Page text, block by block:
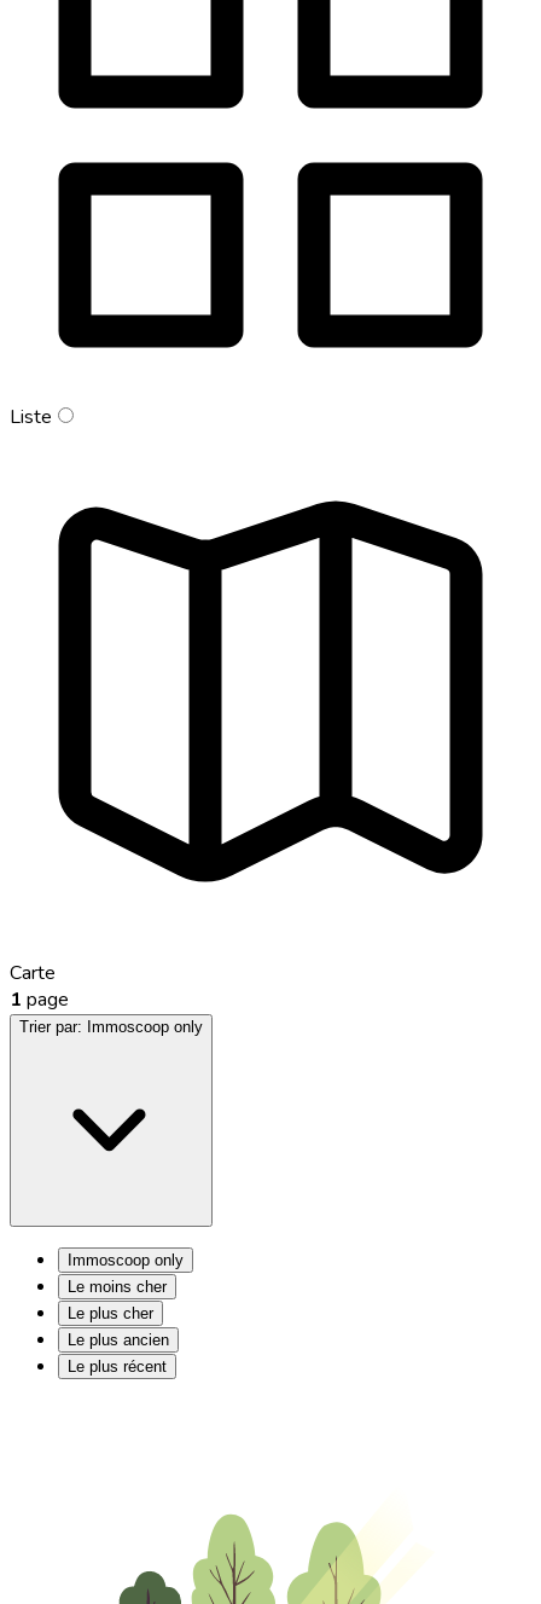
Liste
Carte
1 page
Trier par: Immoscoop only
Immoscoop only
Le moins cher
Le plus cher
Le plus ancien
Le plus récent